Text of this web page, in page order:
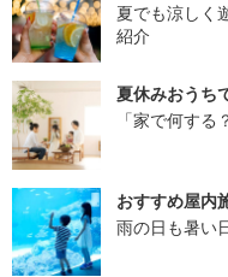
夏でも涼しく
紹介
夏休みおうち
「家で何す
おすすめ屋内
雨の日も暑い